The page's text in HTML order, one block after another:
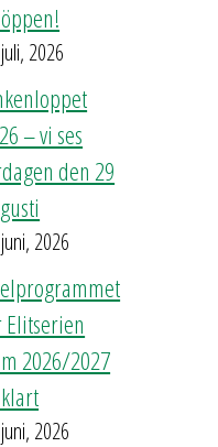
2026
– vi ses
den 29
2026
2026/2027
2026